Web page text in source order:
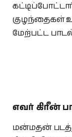
குழந்தைகள்
மேற்பட்ட
எவர் கிரீன்
மன்மதன்